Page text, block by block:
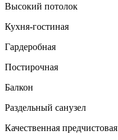
Высокий потолок
Кухня-гостиная
Гардеробная
Постирочная
Балкон
Раздельный санузел
Качественная предчистовая